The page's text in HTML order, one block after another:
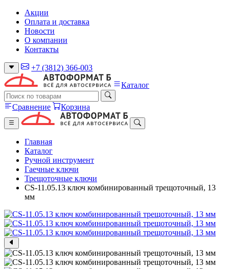
Акции
Оплата и доставка
Новости
О компании
Контакты
+7 (3812) 366-003
Каталог
Сравнение Корзина
Главная
Каталог
Ручной инструмент
Гаечные ключи
Трещоточные ключи
CS-11.05.13 ключ комбинированный трещоточный, 13
мм